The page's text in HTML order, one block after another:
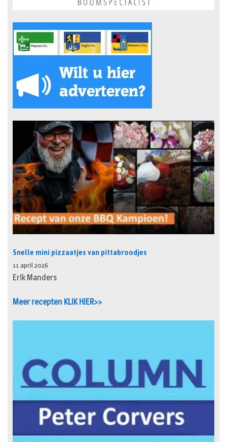
Snelle mini pizzaatjes van pittabroodjes
11 april 2026
Erik Manders
Meer recepten KLIK HIER>>